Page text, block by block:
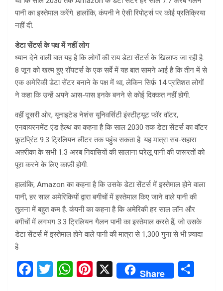
पानी का इस्तेमाल करेंगे. हालांकि, कंपनी ने ऐसी रिपोर्ट्स पर कोई प्रतिक्रिया
नहीं दी.
डेटा सेंटर्स के पक्ष में नहीं लोग
ध्यान देने वाली बात यह है कि लोगों की राय डेटा सेंटर्स के खिलाफ जा रही है.
8 जून को खत्म हुए रॉयटर्स के एक सर्वे में यह बात सामने आई है कि तीन में से
एक अमेरिकी डेटा सेंटर बनाने के पक्ष में था, लेकिन सिर्फ़ 14 प्रतिशत लोगों
ने कहा कि उन्हें अपने आस-पास इनके बनने से कोई दिक्कत नहीं होगी.
वहीं दूसरी ओर, यूनाइटेड नेशंस यूनिवर्सिटी इंस्टीट्यूट फॉर वॉटर,
एनवायरनमेंट एंड हेल्थ का कहना है कि साल 2030 तक डेटा सेंटर्स का वॉटर
फ़ुटप्रिंट 9.3 ट्रिलियन लीटर तक पहुंच सकता है. यह मात्रा सब-सहारा
अफ़्रीका के सभी 1.3 अरब निवासियों की सालाना घरेलू पानी की ज़रूरतों को
पूरा करने के लिए काफ़ी होगी.
हालांकि, Amazon का कहना है कि उसके डेटा सेंटर्स में इस्तेमाल होने वाला
पानी, हर साल अमेरिकियों द्वारा बगीचों में इस्तेमाल किए जाने वाले पानी की
तुलना में बहुत कम है. कंपनी का कहना है कि अमेरिकी हर साल लॉन और
बगीचों में लगभग 3.3 ट्रिलियन गैलन पानी का इस्तेमाल करते हैं, जो उसके
डेटा सेंटर्स में इस्तेमाल होने वाले पानी की मात्रा से 1,300 गुना से भी ज़्यादा
है.
F
T
W
Pi X Share